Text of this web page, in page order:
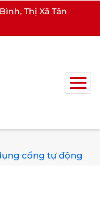
Thị Xã Tân
cổng tự động